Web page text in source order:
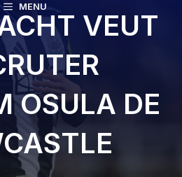
MENU
VEUT
OSULA DE